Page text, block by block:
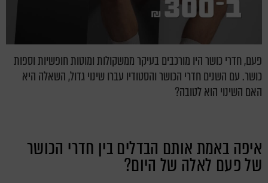
פעם, חדרי כושר היו מורכבים בעיקר ממשקולות ומוטות חופשיות וספות
כושר. עם השנים חדרי הכושר והסטודיו עברו שינוי גדול, השאלה היא
האם השינוי הוא לטובה?
איפה באמת אותם הבדלים בין חדרי הכושר
של פעם לאלה של היום?